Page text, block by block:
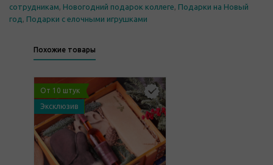
сотрудникам, Новогодний подарок коллеге, Подарки на Новый
год , Подарки с елочными игрушками
Похожие товары
От 10 штук
Эксклюзив